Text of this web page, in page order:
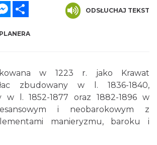
Messenger
ODSŁUCHAJ TEKST
w 1223 r. jako Krawat
zbudowany w l. 1836-1840,
w l. 1852-1877 oraz 1882-1896 w
i neobarokowym z
manieryzmu, baroku i